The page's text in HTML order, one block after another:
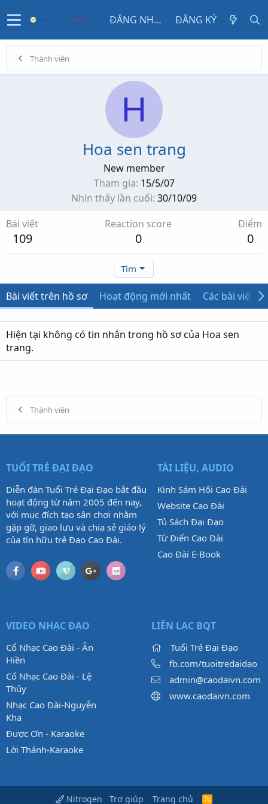
ĐĂNG NHẬP ĐĂNG KÝ
Thành viên
H
Hoa sen trang
New member
Tham gia 15/5/07
Nhìn thấy lần cuối 30/10/09
Bài viết
109
Reaction score
0
Điểm
0
Tìm
Bài viết trên hồ sơ Hoạt động mới nhất Các bài viết
Hiện tại không có tin nhắn trong hồ sơ của Hoa sen
trang.
Thành viên
TUỔI TRẺ ĐẠI ĐẠO
Diễn đàn Tuổi Trẻ Đại Đạo bắt đầu
hoạt động từ năm 2005 đến nay,
với mục đích tạo sân chơi nhằm
gặp gỡ, giao lưu và chia sẻ giáo lý
của tín hữu trẻ Đạo Cao Đài.
TÀI LIỆU, AUDIO
Kinh Sám Hối Cao Đài
Website Cao Đài
Tủ Sách Đại Đạo
Từ Điển Cao Đài
Cao Đài E-Book
VIDEO NHẠC ĐẠO
Cổ Nhạc Cao Đài - Ân
Hiền
Cổ Nhạc Cao Đài - Lệ
Thủy
Nhạc Cao Đài-Nguyễn
Kha
Được Ơn - Karaoke
Lời Thánh-Karaoke
LIÊN LẠC BQT
Tuổi Trẻ Đại Đạo
fb.com/tuoitredaidao
admin@caodaivn.com
www.caodaivn.com
Nitrogen Trợ giúp Trang chủ
R